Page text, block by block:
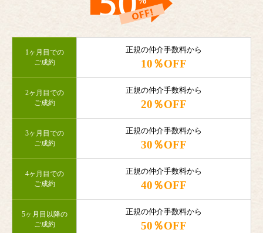
1ヶ月目での
ご成約
正規の仲介手数料から
10％OFF
2ヶ月目での
ご成約
正規の仲介手数料から
20％OFF
3ヶ月目での
ご成約
正規の仲介手数料から
30％OFF
4ヶ月目での
ご成約
正規の仲介手数料から
40％OFF
5ヶ月目以降の
ご成約
正規の仲介手数料から
50％OFF